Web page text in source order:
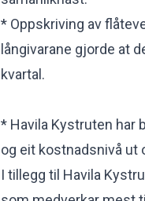
* Oppskriving av
långivarane gjorde at
kvartal.
* Havila Kystruten har
og eit kostnadsnivå ut
I tillegg til Havila